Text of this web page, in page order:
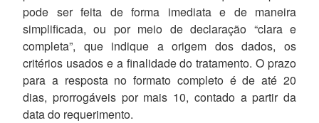
pode ser feita de forma imediata e de maneira
simplificada, ou por meio de declaração “clara e
completa”, que indique a origem dos dados, os
critérios usados e a finalidade do tratamento. O prazo
para a resposta no formato completo é de até 20
dias, prorrogáveis por mais 10, contado a partir da
data do requerimento.